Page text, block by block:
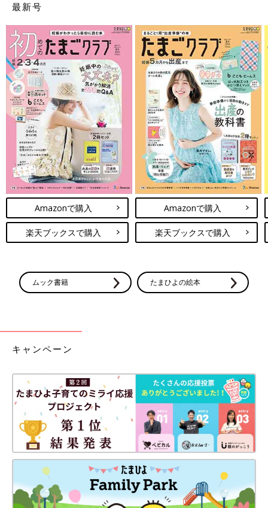
最新号
Amazonで購入
楽天ブックスで購入
Amazonで購入
楽天ブックスで購入
ムック書籍 たまひよの絵本
キャンペーン